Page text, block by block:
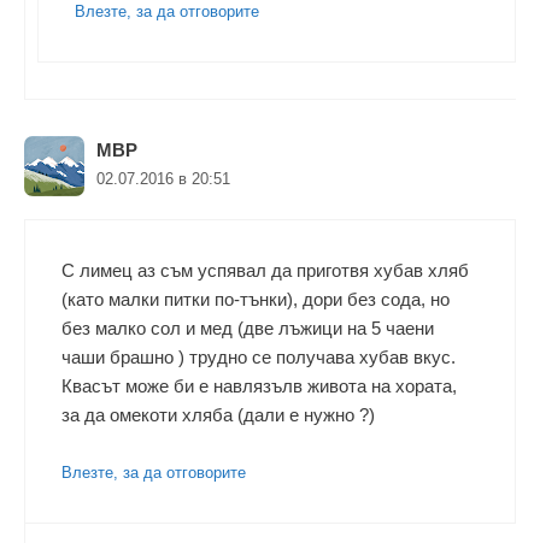
Влезте, за да отговорите
МВР
02.07.2016 в 20:51
С лимец аз съм успявал да приготвя хубав хляб
(като малки питки по-тънки), дори без сода, но
без малко сол и мед (две лъжици на 5 чаени
чаши брашно ) трудно се получава хубав вкус.
Квасът може би е навлязълв живота на хората,
за да омекоти хляба (дали е нужно ?)
Влезте, за да отговорите